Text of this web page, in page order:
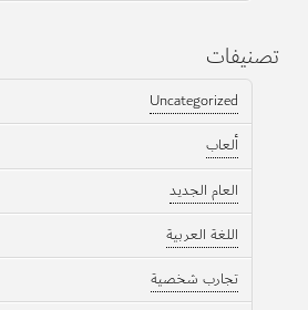
تصنيفات
Uncategorized
ألعاب
العام الجديد
اللغة العربية
تجارب شخصية